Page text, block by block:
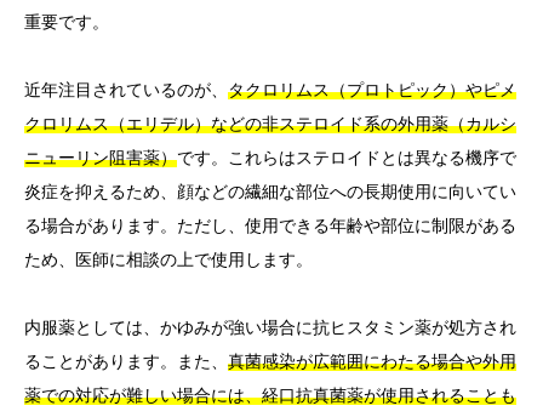
重要です。
近年注目されているのが、 タクロリムス（プロトピック）やピメ
クロリムス（エリデル）などの非ステロイド系の外用薬（カルシ
ニューリン阻害薬）です。これらはステロイドとは異なる機序で
炎症を抑えるため、顔などの繊細な部位への長期使用に向いてい
る場合があります。ただし、使用できる年齢や部位に制限がある
ため、医師に相談の上で使用します。
内服薬としては、かゆみが強い場合に抗ヒスタミン薬が処方され
ることがあります。また、 真菌感染が広範囲にわたる場合や外用
薬での対応が難しい場合には、経口抗真菌薬が使用されることも